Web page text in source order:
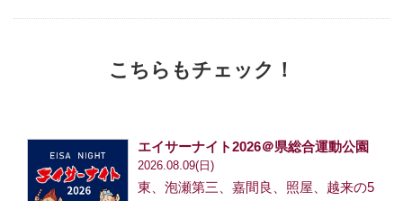
こちらもチェック！
エイサーナイト2026＠県総合運動公園
2026.08.09(日)
東、泡瀬第三、嘉間良、照屋、越来の5